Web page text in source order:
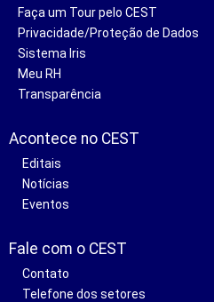
Faça um Tour pelo CEST
Privacidade/Proteção de Dados
Sistema Iris
Meu RH
Transparência
Acontece no CEST
Editais
Notícias
Eventos
Fale com o CEST
Contato
Telefone dos setores